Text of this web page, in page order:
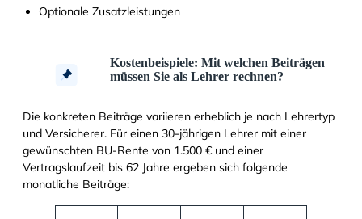
Optionale Zusatzleistungen
Kostenbeispiele: Mit welchen Beiträgen
müssen Sie als Lehrer rechnen?
Die konkreten Beiträge variieren erheblich je nach Lehrertyp
und Versicherer. Für einen 30-jährigen Lehrer mit einer
gewünschten BU-Rente von 1.500 € und einer
Vertragslaufzeit bis 62 Jahre ergeben sich folgende
monatliche Beiträge: